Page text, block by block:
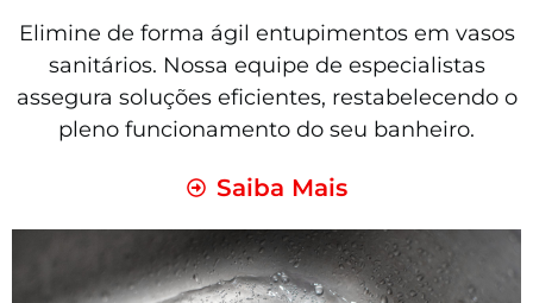
Elimine de forma ágil entupimentos em vasos
sanitários. Nossa equipe de especialistas
assegura soluções eficientes, restabelecendo o
pleno funcionamento do seu banheiro.
Saiba Mais